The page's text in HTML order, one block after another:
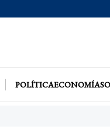
POLÍTICAECONOMÍA